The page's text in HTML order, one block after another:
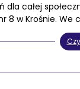
całej
8 w Krośnie. We